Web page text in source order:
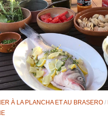
À LA PLANCHA ET AU BRASERO /